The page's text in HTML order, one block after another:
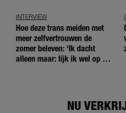
INTERVIEW
Hoe deze trans meiden met
meer zelfvertrouwen de
zomer beleven: ‘Ik dacht
alleen maar: lijk ik wel op de
NU